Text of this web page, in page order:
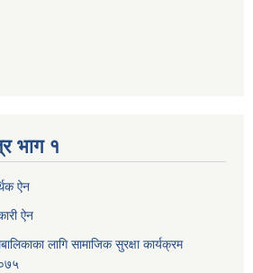
भाग १
ऐन
ऐन
लागि सामाजिक सुरक्षा कार्यक्रम